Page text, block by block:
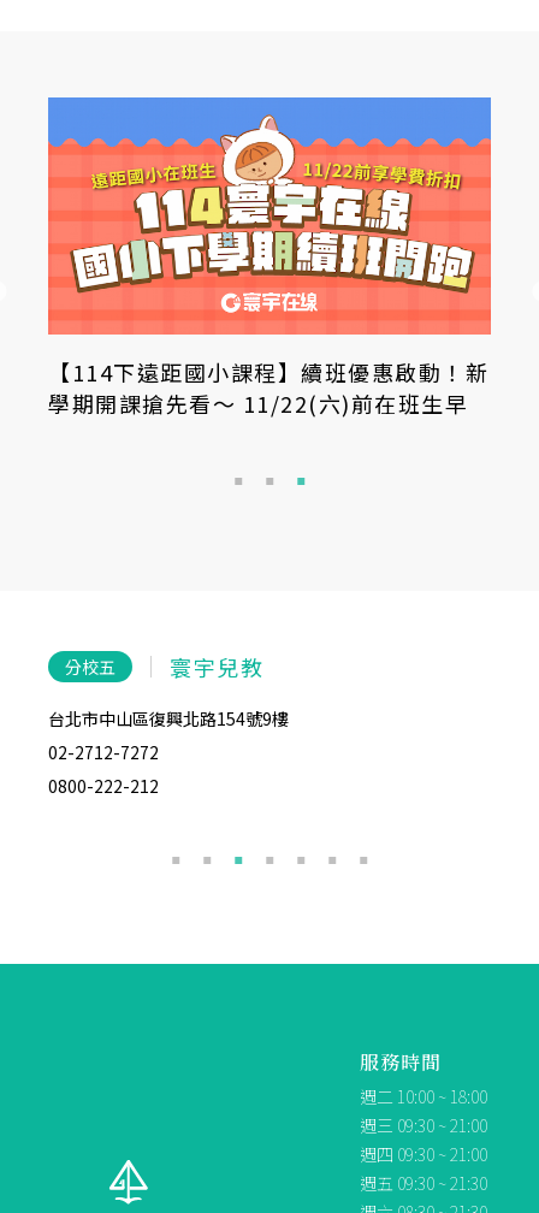
【114下遠距國小課程】續班優惠啟動！新
學期開課搶先看～ 11/22(六)前在班生早
分校五 寰宇兒教
台北市中山區復興北路154號9樓
02-2712-7272
0800-222-212
服務時間
週二 10:00 ~ 18:00
週三 09:30 ~ 21:00
週四 09:30 ~ 21:00
週五 09:30 ~ 21:30